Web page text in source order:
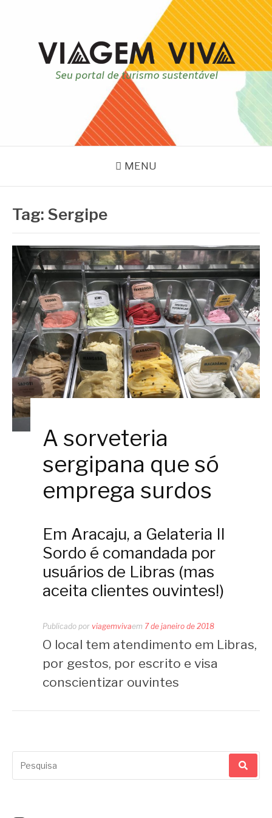
VIAGEM VIVA
Seu portal de turismo sustentável
MENU
Tag: Sergipe
A sorveteria
sergipana que só
emprega surdos
Em Aracaju, a Gelateria Il
Sordo é comandada por
usuários de Libras (mas
aceita clientes ouvintes!)
Publicado por viagemvivaem 7 de janeiro de 2018
O local tem atendimento em Libras,
por gestos, por escrito e visa
conscientizar ouvintes
por: